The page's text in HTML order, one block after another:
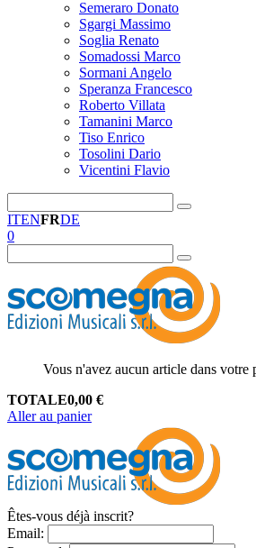
Semeraro Donato
Sgargi Massimo
Soglia Renato
Somadossi Marco
Sormani Angelo
Speranza Francesco
Roberto Villata
Tamanini Marco
Tiso Enrico
Tosolini Dario
Vicentini Flavio
ITENFRDE
0
Vous n'avez aucun article dans votre
TOTALE0,00 €
Aller au panier
Êtes-vous déjà inscrit?
Email: